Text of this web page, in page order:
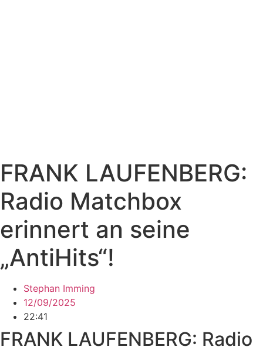
FRANK LAUFENBERG:
Radio Matchbox
erinnert an seine
„AntiHits“!
Stephan Imming
12/09/2025
22:41
FRANK LAUFENBERG: Radio